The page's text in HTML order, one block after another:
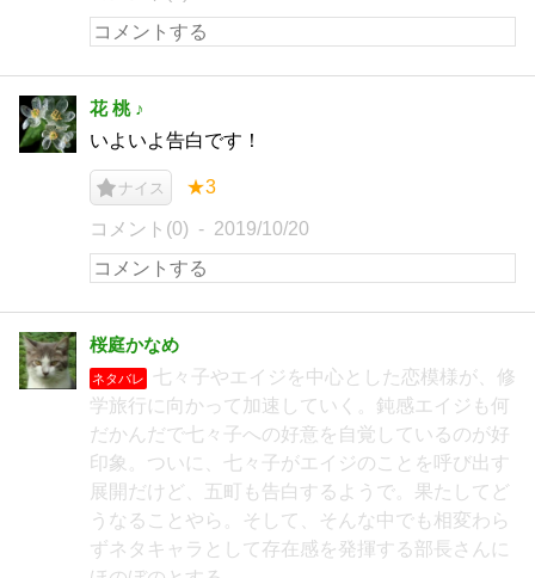
花 桃 ♪
いよいよ告白です！
ナイス ★3
コメント(0) 2019/10/20
桜庭かなめ
ネタバレ
七々子やエイジを中心とした恋模様が、修
学旅行に向かって加速していく。鈍感エイジも何
だかんだで七々子への好意を自覚しているのが好
印象。ついに、七々子がエイジのことを呼び出す
展開だけど、五町も告白するようで。果たしてど
うなることやら。そして、そんな中でも相変わら
ずネタキャラとして存在感を発揮する部長さんに